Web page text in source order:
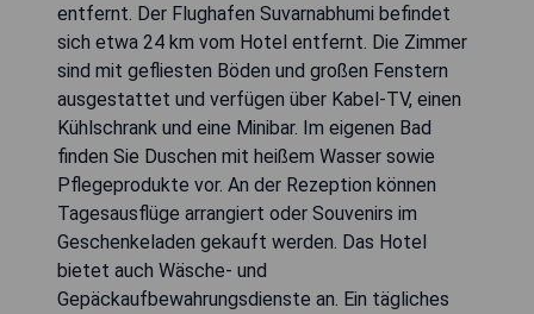
entfernt. Der Flughafen Suvarnabhumi befindet
sich etwa 24 km vom Hotel entfernt. Die Zimmer
sind mit gefliesten Böden und großen Fenstern
ausgestattet und verfügen über Kabel-TV, einen
Kühlschrank und eine Minibar. Im eigenen Bad
finden Sie Duschen mit heißem Wasser sowie
Pflegeprodukte vor. An der Rezeption können
Tagesausflüge arrangiert oder Souvenirs im
Geschenkeladen gekauft werden. Das Hotel
bietet auch Wäsche- und
Gepäckaufbewahrungsdienste an. Ein tägliches